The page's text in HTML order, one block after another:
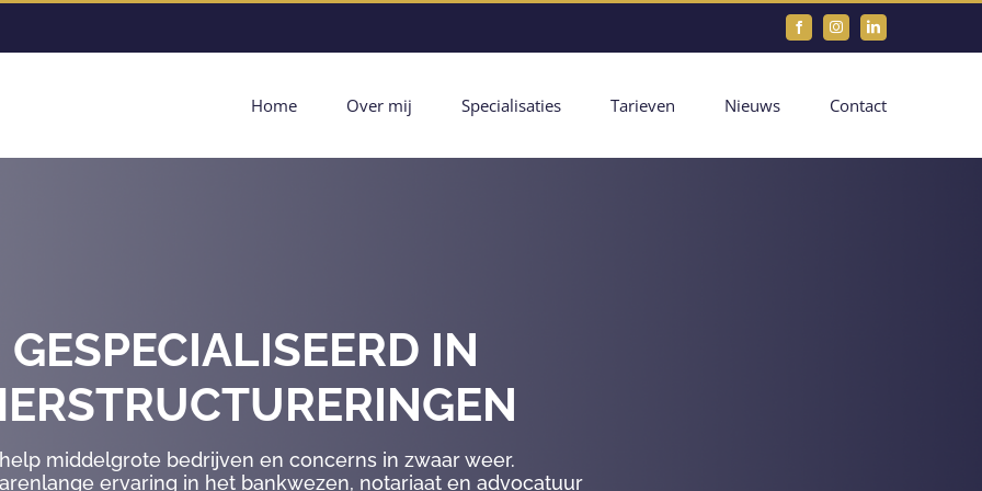
FacebookInstagramLinkedIn
Home Over mij Specialisaties Tarieven Nieuws Contact
GESPECIALISEERD IN
middelgrote bedrijven en concerns in zwaar weer.
ervaring in het bankwezen, notariaat en advocatuur